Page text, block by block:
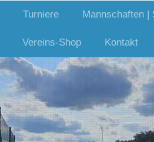
Turniere Mannschaften |
Vereins-Shop Kontakt